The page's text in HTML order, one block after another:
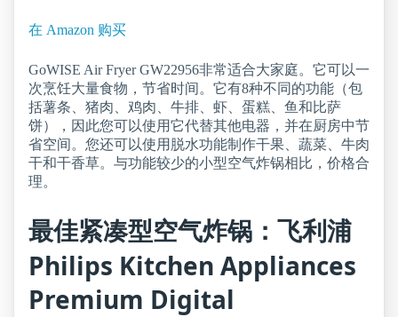
在 Amazon 购买
GoWISE Air Fryer GW22956非常适合大家庭。它可以一
次烹饪大量食物，节省时间。它有8种不同的功能（包
括薯条、猪肉、鸡肉、牛排、虾、蛋糕、鱼和比萨
饼），因此您可以使用它代替其他电器，并在厨房中节
省空间。您还可以使用脱水功能制作干果、蔬菜、牛肉
干和干香草。与功能较少的小型空气炸锅相比，价格合
理。
最佳紧凑型空气炸锅：飞利浦
Philips Kitchen Appliances
Premium Digital